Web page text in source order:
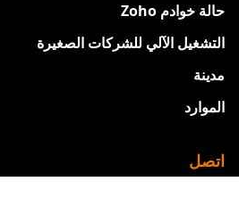
حالة خوادم Zoho
التشغيل الآلي للشركات الصغيرة
مدينة
الموارد
اتصل